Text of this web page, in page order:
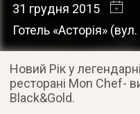
31 грудня 2015
Готель «Асторія» (вул.
Новий Рік у
ресторані Mon Chef-
Black&Gold.